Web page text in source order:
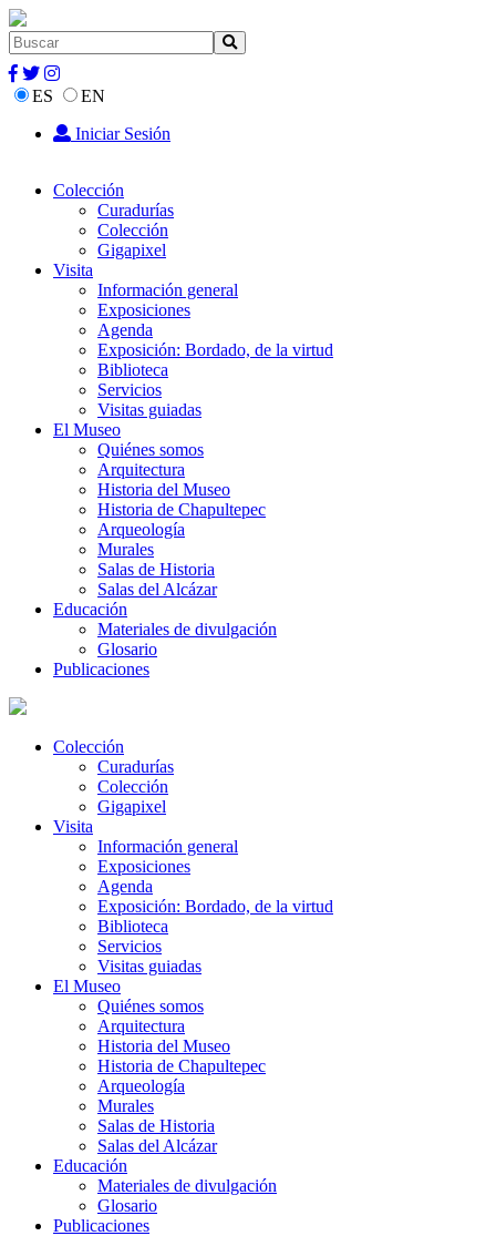
ES
EN
Iniciar Sesión
Colección
Curadurías
Colección
Gigapixel
Visita
Información general
Exposiciones
Agenda
Exposición: Bordado, de la virtud
Biblioteca
Servicios
Visitas guiadas
El Museo
Quiénes somos
Arquitectura
Historia del Museo
Historia de Chapultepec
Arqueología
Murales
Salas de Historia
Salas del Alcázar
Educación
Materiales de divulgación
Glosario
Publicaciones
Colección
Curadurías
Colección
Gigapixel
Visita
Información general
Exposiciones
Agenda
Exposición: Bordado, de la virtud
Biblioteca
Servicios
Visitas guiadas
El Museo
Quiénes somos
Arquitectura
Historia del Museo
Historia de Chapultepec
Arqueología
Murales
Salas de Historia
Salas del Alcázar
Educación
Materiales de divulgación
Glosario
Publicaciones